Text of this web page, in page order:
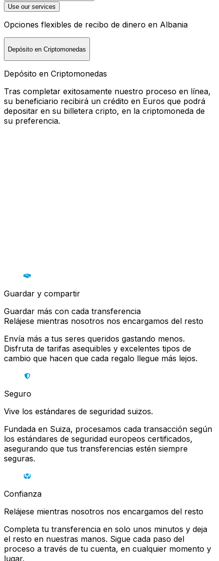
Use our services
Opciones flexibles de recibo de dinero en Albania
Depósito en Criptomonedas
Depósito en Criptomonedas
Tras completar exitosamente nuestro proceso en línea,
su beneficiario recibirá un crédito en Euros que podrá
depositar en su billetera cripto, en la criptomoneda de
su preferencia.
Guardar y compartir
Guardar más con cada transferencia
Relájese mientras nosotros nos encargamos del resto
Envía más a tus seres queridos gastando menos.
Disfruta de tarifas asequibles y excelentes tipos de
cambio que hacen que cada regalo llegue más lejos.
Seguro
Vive los estándares de seguridad suizos.
Fundada en Suiza, procesamos cada transacción según
los estándares de seguridad europeos certificados,
asegurando que tus transferencias estén siempre
seguras.
Confianza
Relájese mientras nosotros nos encargamos del resto
Completa tu transferencia en solo unos minutos y deja
el resto en nuestras manos. Sigue cada paso del
proceso a través de tu cuenta, en cualquier momento y
lugar.